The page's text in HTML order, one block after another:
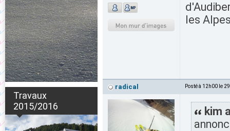
Travaux
2015/2016
les
radical Posté à 12h00 le
kim